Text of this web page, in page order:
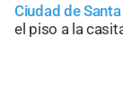
Ciudad de Santa
el piso a la